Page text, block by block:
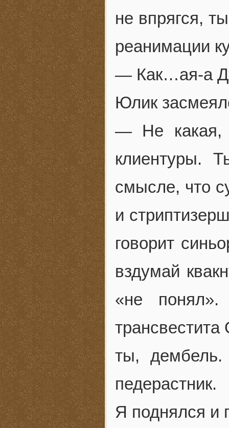
не впрягся,
реанимации
— Как…ая-а
Юлик
— Не какая,
клиентуры.
смысле, что
и
говорит
вздумай
«не
ты,
педерастник.
Я поднялся и